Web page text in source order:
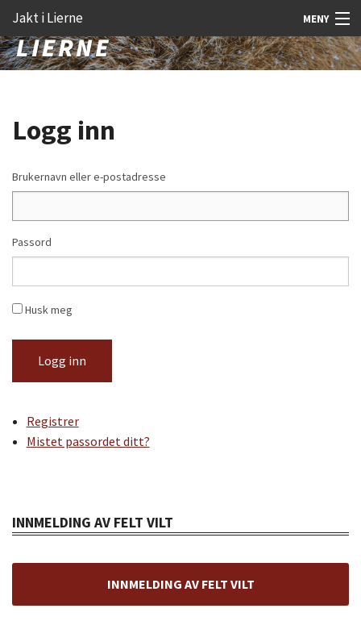
Jakt i Lierne MENY
Nyheter
Fangst
Felt vilt
Rekrutt
Premie
innholdet
Forstørre
Logg inn
Brukernavn eller e-postadresse
Passord
Husk meg
Logg inn
Registrer
Mistet passordet ditt?
INNMELDING AV FELT VILT
INNMELDING AV FELT VILT